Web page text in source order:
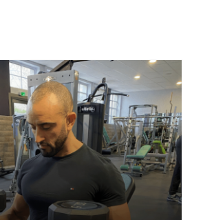
boutique
augmenter sa force
?